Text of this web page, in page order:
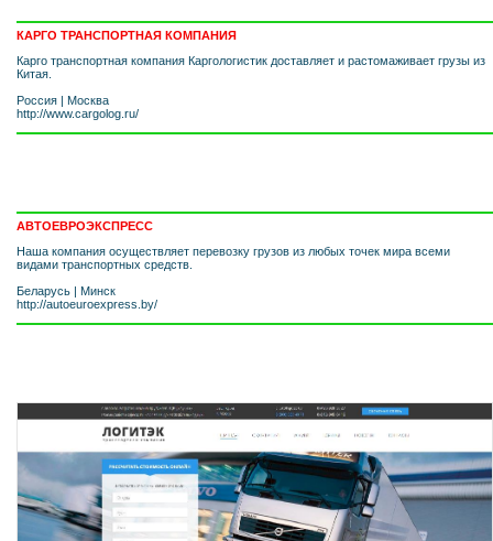
КАРГО ТРАНСПОРТНАЯ КОМПАНИЯ
Карго транспортная компания Каргологистик доставляет и растомаживает грузы из
Китая.
Россия | Москва
http://www.cargolog.ru/
АВТОЕВРОЭКСПРЕСС
Наша компания осуществляет перевозку грузов из любых точек мира всеми
видами транспортных средств.
Беларусь | Минск
http://autoeuroexpress.by/